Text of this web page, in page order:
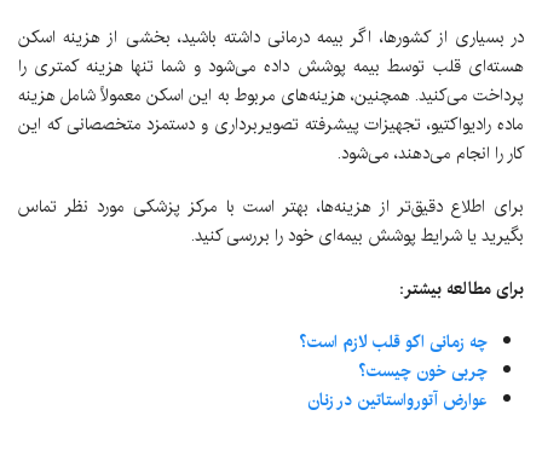
در بسیاری از کشورها، اگر بیمه درمانی داشته باشید، بخشی از هزینه اسکن
هسته‌ای قلب توسط بیمه پوشش داده می‌شود و شما تنها هزینه کمتری را
پرداخت می‌کنید. همچنین، هزینه‌های مربوط به این اسکن معمولاً شامل هزینه
ماده رادیواکتیو، تجهیزات پیشرفته تصویربرداری و دستمزد متخصصانی که این
کار را انجام می‌دهند، می‌شود.
برای اطلاع دقیق‌تر از هزینه‌ها، بهتر است با مرکز پزشکی مورد نظر تماس
بگیرید یا شرایط پوشش بیمه‌ای خود را بررسی کنید.
برای مطالعه بیشتر:
چه زمانی اکو قلب لازم است؟
چربی خون چیست؟
عوارض آتورواستاتین در زنان